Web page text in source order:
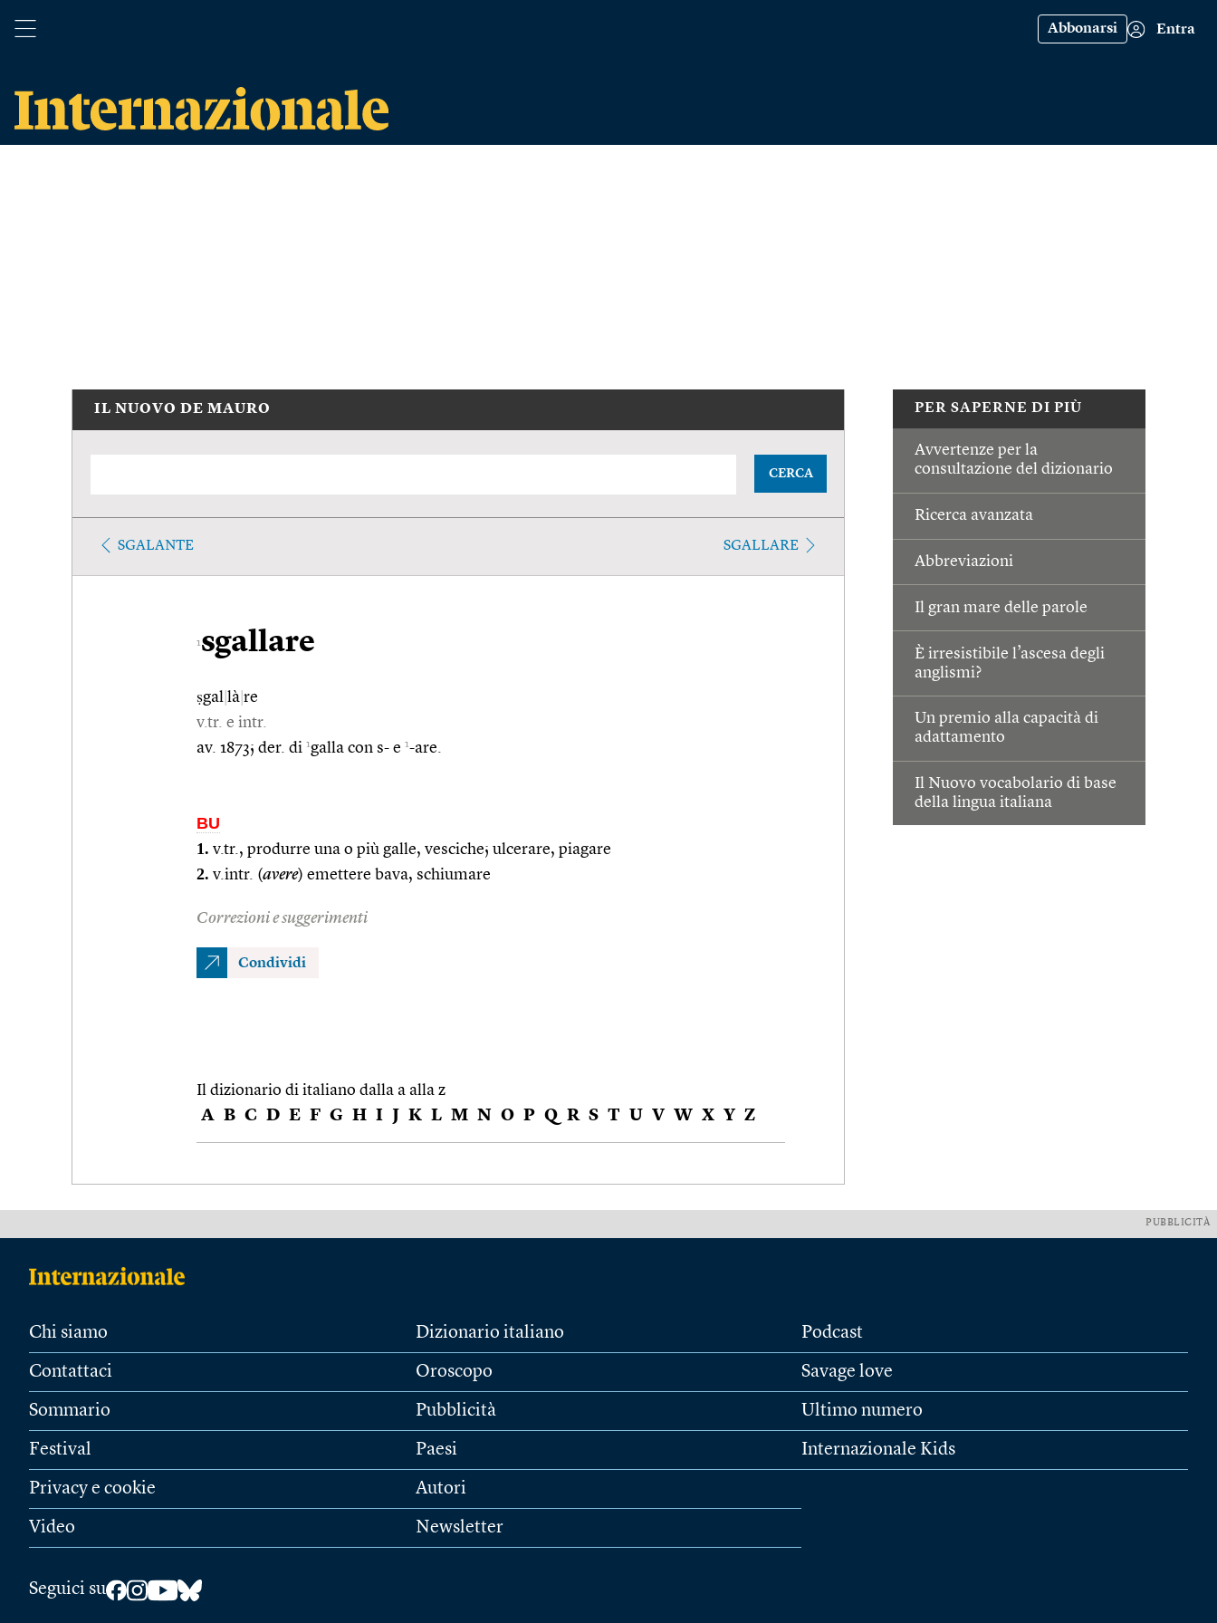
Abbonarsi Entra
PER SAPERNE DI PIÙ
Avvertenze per la
consultazione del dizionario
Ricerca avanzata
Abbreviazioni
Il gran mare delle parole
È irresistibile l’ascesa degli
anglismi?
Un premio alla capacità di
adattamento
Il Nuovo vocabolario di base
della lingua italiana
IL NUOVO DE MAURO
CERCA
SGALANTE SGALLARE
1sgallare
ṣgal là re
v.tr. e intr.
av. 1873; der. di 1galla con s- e 1-are.
BU
1. v.tr., produrre una o più galle, vesciche; ulcerare, piagare
2. v.intr. (avere) emettere bava, schiumare
Correzioni e suggerimenti
Condividi
Il dizionario di italiano dalla a alla z
A B C D E F G H I J K L M N O P Q R S T U V W X Y Z
PUBBLICITÀ
Chi siamo
Contattaci
Sommario
Festival
Privacy e cookie
Video
Dizionario italiano
Oroscopo
Pubblicità
Paesi
Autori
Newsletter
Podcast
Savage love
Ultimo numero
Internazionale Kids
Seguici su